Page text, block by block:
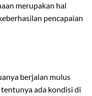
merupakan hal
pencapaian
berjalan mulus
ada kondisi di